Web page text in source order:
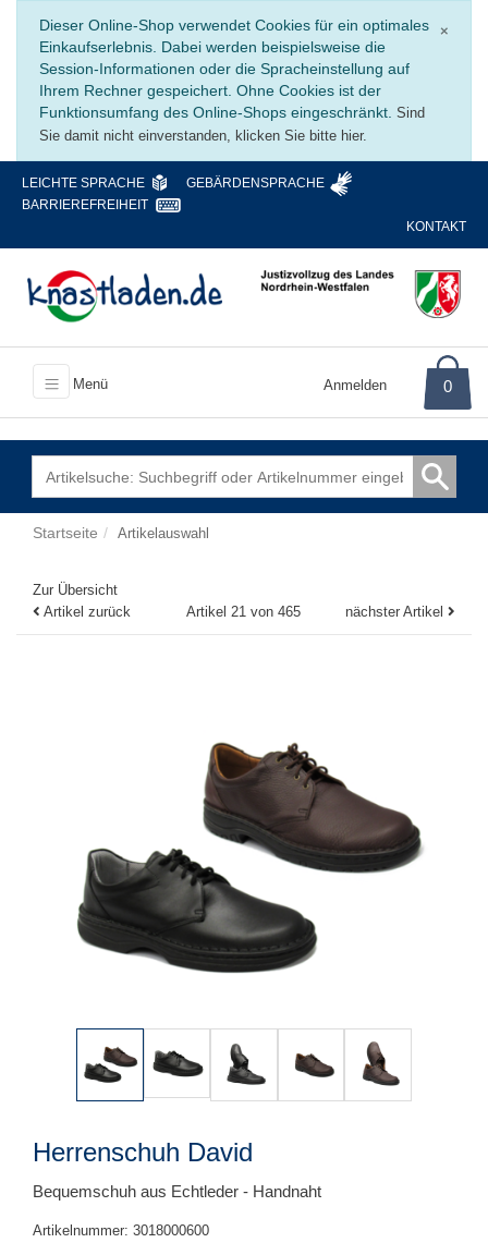
×
Dieser Online-Shop verwendet Cookies für ein optimales
Einkaufserlebnis. Dabei werden beispielsweise die
Session-Informationen oder die Spracheinstellung auf
Ihrem Rechner gespeichert. Ohne Cookies ist der
Funktionsumfang des Online-Shops eingeschränkt. Sind
Sie damit nicht einverstanden, klicken Sie bitte hier.
LEICHTE SPRACHE
GEBÄRDENSPRACHE
BARRIEREFREIHEIT
KONTAKT
Menü Anmelden 0
Startseite Artikelauswahl
Zur Übersicht
Artikel zurück
Artikel 21 von 465 nächster Artikel
Herrenschuh David
Bequemschuh aus Echtleder - Handnaht
Artikelnummer: 3018000600